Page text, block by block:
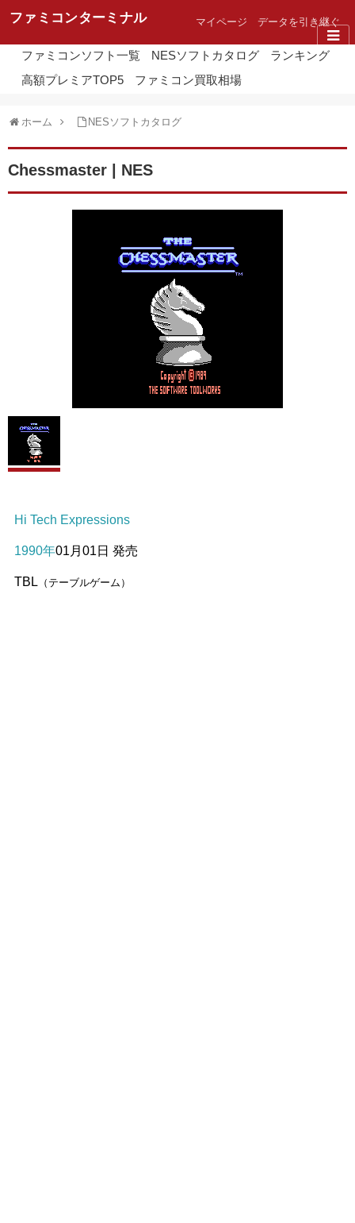
ファミコンターミナル マイページ データを引き継ぐ
ファミコンソフト一覧 NESソフトカタログ
ランキング
高額プレミアTOP5
ファミコン買取相場
ホーム NESソフトカタログ
Chessmaster | NES
Hi Tech Expressions
1990年01月01日 発売
TBL （テーブルゲーム）